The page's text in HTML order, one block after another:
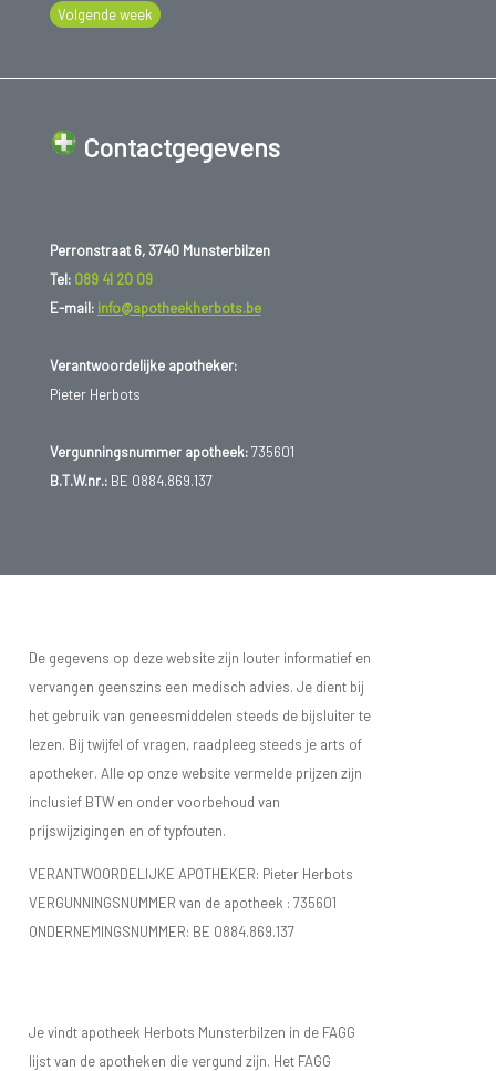
Volgende week
Contactgegevens
Perronstraat 6, 3740 Munsterbilzen
Tel: 089 41 20 09
E-mail: info@apotheekherbots.be
Verantwoordelijke apotheker:
Pieter Herbots
Vergunningsnummer apotheek:735601
B.T.W.nr.:BE 0884.869.137
De gegevens op deze website zijn louter informatief en
vervangen geenszins een medisch advies. Je dient bij
het gebruik van geneesmiddelen steeds de bijsluiter te
lezen. Bij twijfel of vragen, raadpleeg steeds je arts of
apotheker. Alle op onze website vermelde prijzen zijn
inclusief BTW en onder voorbehoud van
prijswijzigingen en of typfouten.
VERANTWOORDELIJKE APOTHEKER: Pieter Herbots
VERGUNNINGSNUMMER van de apotheek : 735601
ONDERNEMINGSNUMMER: BE 0884.869.137
Je vindt apotheek Herbots Munsterbilzen in de FAGG
lijst van de apotheken die vergund zijn. Het FAGG